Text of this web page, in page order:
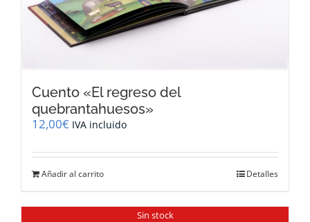
Cuento «El regreso del
quebrantahuesos»
12,00€ IVA incluido
Añadir al carrito Detalles
Sin stock